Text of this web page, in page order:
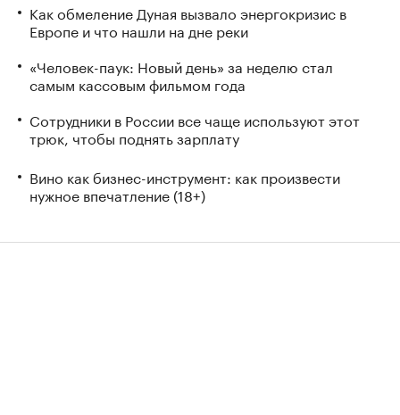
Как обмеление Дуная вызвало энергокризис в
Европе и что нашли на дне реки
«Человек-паук: Новый день» за неделю стал
самым кассовым фильмом года
Сотрудники в России все чаще используют этот
трюк, чтобы поднять зарплату
Вино как бизнес-инструмент: как произвести
нужное впечатление (18+)